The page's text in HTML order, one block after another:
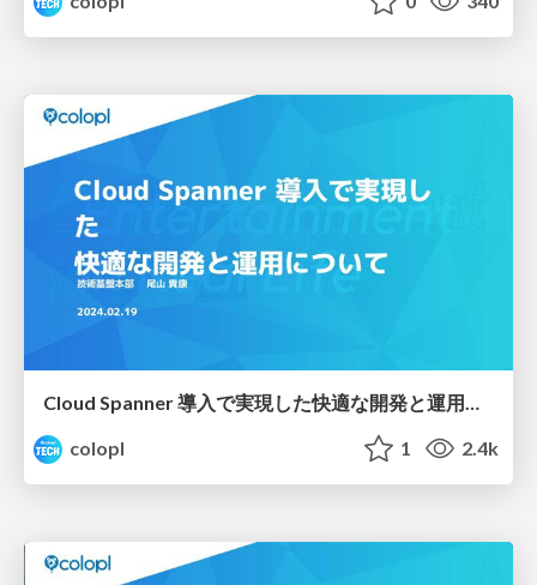
colopl
1 2.4k